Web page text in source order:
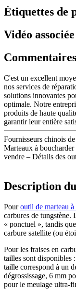
Étiquettes de
Vidéo associée
C'est un excellent
nos services de
solutions innovantes
optimale. Notre
produits de haute
garantir leur entière
Fournisseurs chinois
Marteaux à
vendre – Détails des
Description
Pouroutil de marteau à
carbures de tungstène.
« ponctuel », tandis
carbure satellite (ou
Pour les fraises en
tailles sont disponibles
taille correspond à un
dégrossissage, 6 mm
pour le meulage ultra-